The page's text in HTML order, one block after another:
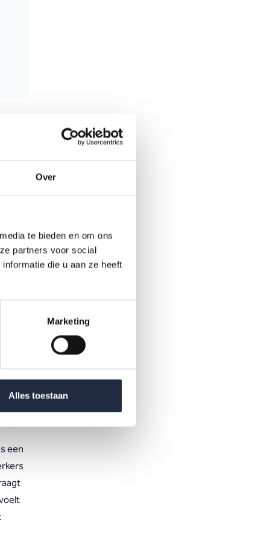
Over
te bieden en om ons
partners voor social
die u aan ze heeft
Marketing
Alles toestaan
laten
In
een